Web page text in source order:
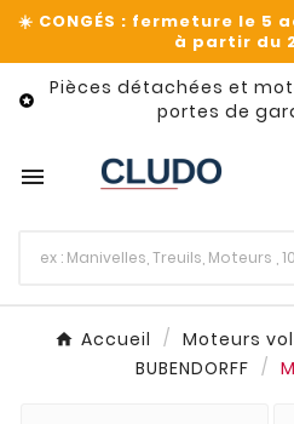

Pièces détachées et
portes de

Accueil Moteurs
BUBENDORFF